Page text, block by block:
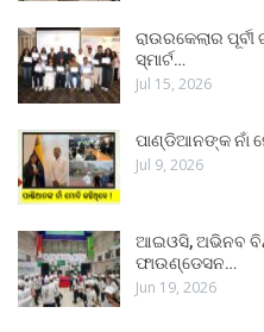
ରାଉରକେଲାର
ସ୍ମାର୍ଟ…
Jul 15, 2026
ପାଣ୍ଡିଆନଙ୍କ ନାଁ
Jul 9, 2026
ଆଇଓସି, ଅଭିନବ
ଫାଉଣ୍ଡେସନ…
Jun 19, 2026